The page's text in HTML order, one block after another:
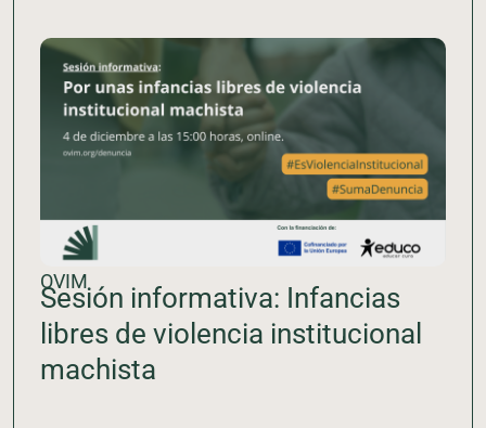
OVIM
Sesión informativa: Infancias
libres de violencia institucional
machista